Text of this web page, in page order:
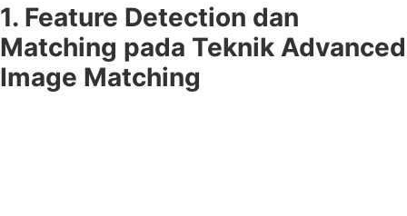
1. Feature Detection dan
Matching pada Teknik Advanced
Image Matching